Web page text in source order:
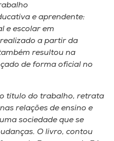
e aprendente:
e escolar em
a partir da
resultou na
de forma oficial no
título do trabalho, retrata
relações de ensino e
sociedade que se
O livro, contou